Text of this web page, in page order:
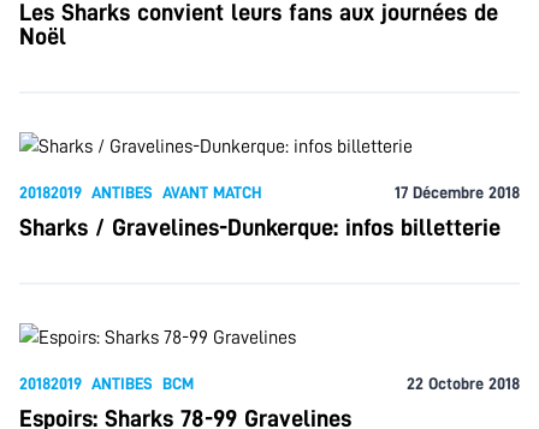
Les Sharks convient leurs fans aux journées de
Noël
20182019 ANTIBES AVANT MATCH 17 Décembre 2018
Sharks / Gravelines-Dunkerque: infos billetterie
20182019 ANTIBES BCM 22 Octobre 2018
Espoirs: Sharks 78-99 Gravelines